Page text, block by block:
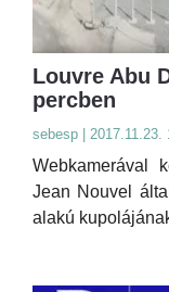
Louvre Abu
percben
sebesp | 2017.11.23.
Webkamerával
Jean Nouvel
alakú